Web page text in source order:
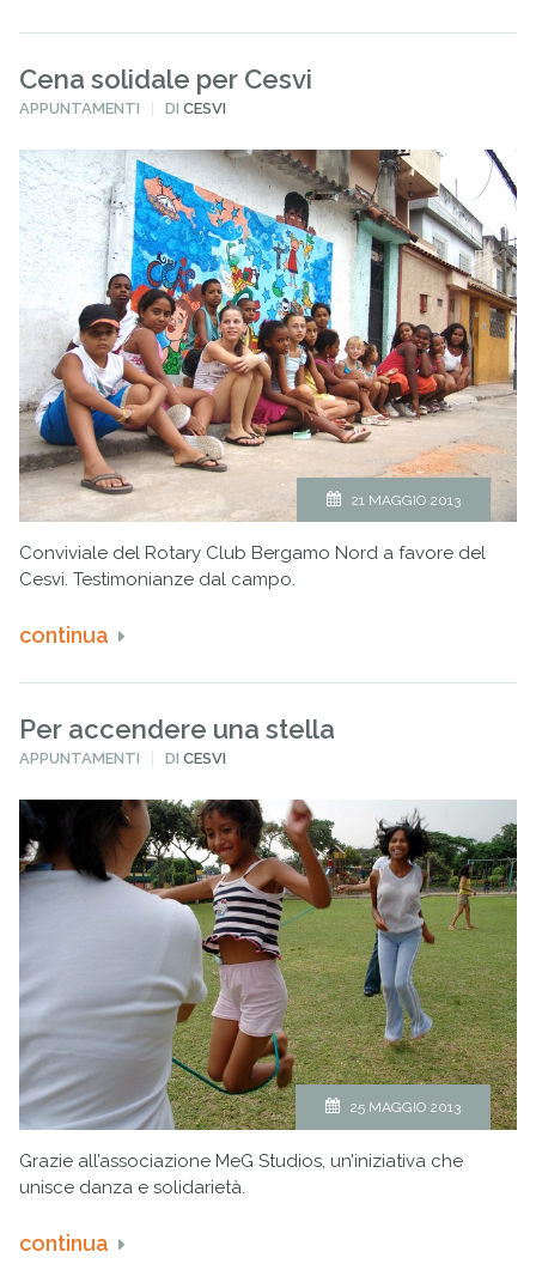
Cena solidale per Cesvi
PUBBLICATO
APPUNTAMENTI DICESVI
21 MAGGIO 2013
Conviviale del Rotary Club Bergamo Nord a favore del
Cesvi. Testimonianze dal campo.
continua
Per accendere una stella
PUBBLICATO
APPUNTAMENTI DICESVI
25 MAGGIO 2013
Grazie all’associazione MeG Studios, un’iniziativa che
unisce danza e solidarietà.
continua